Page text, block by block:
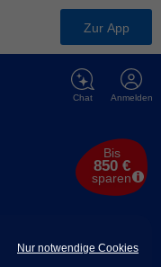
Nur notwendige Cookies
Zur App
Anmelden
Chat
Bis
850 €
sparen